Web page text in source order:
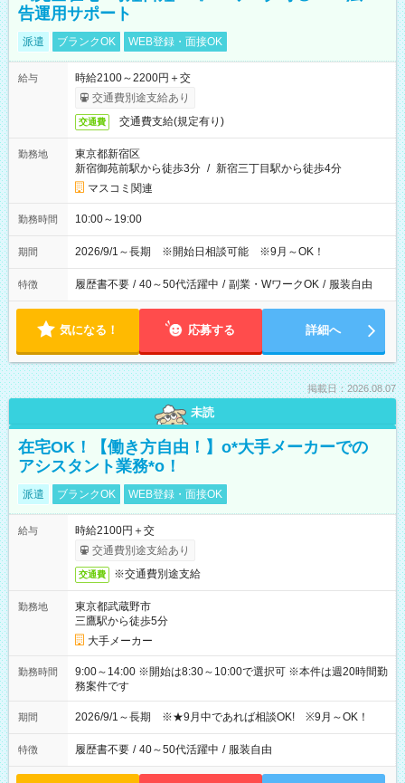
告運用サポート
派遣 ブランクOK WEB登録・面接OK
給与
時給2100～2200円＋交
交通費別途支給あり
交通費 交通費支給(規定有り)
勤務地
東京都新宿区
新宿御苑前駅から徒歩3分 / 新宿三丁目駅から徒歩4分
マスコミ関連
勤務時間 10:00～19:00
期間 2026/9/1～長期 ※開始日相談可能 ※9月～OK！
特徴 履歴書不要 / 40～50代活躍中 / 副業・WワークOK / 服装自由
気になる！ 応募する 詳細へ
掲載日：2026.08.07
未読
在宅OK！【働き方自由！】o*大手メーカーでの
アシスタント業務*o！
派遣 ブランクOK WEB登録・面接OK
給与
時給2100円＋交
交通費別途支給あり
交通費 ※交通費別途支給
勤務地
東京都武蔵野市
三鷹駅から徒歩5分
大手メーカー
勤務時間
9:00～14:00 ※開始は8:30～10:00で選択可 ※本件は週20時間勤
務案件です
期間 2026/9/1～長期 ※★9月中であれば相談OK! ※9月～OK！
特徴 履歴書不要 / 40～50代活躍中 / 服装自由